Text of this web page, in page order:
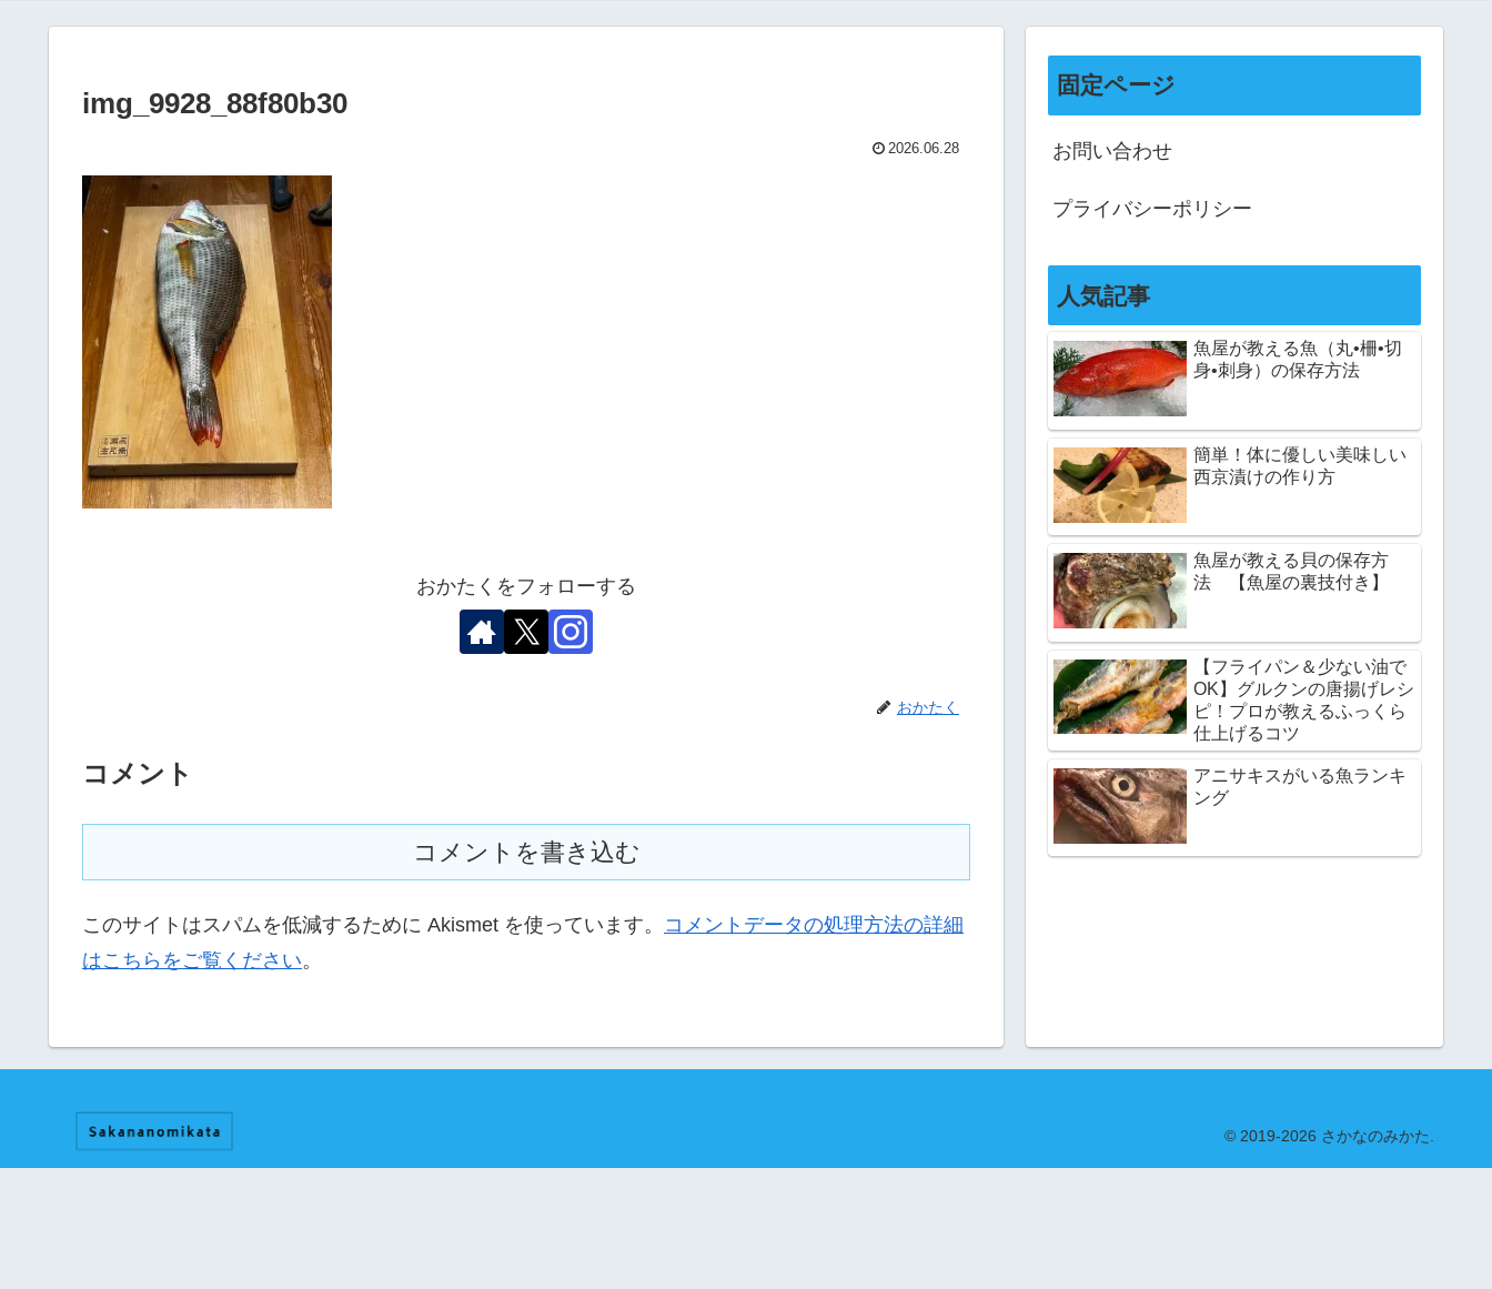
img_9928_88f80b30
2026.06.28
おかたくをフォローする
おかたく
コメント
コメントを書き込む
このサイトはスパムを低減するために Akismet を使っています。 コメントデータの処理方法の詳細
はこちらをご覧ください。
固定ページ
お問い合わせ
プライバシーポリシー
人気記事
魚屋が教える魚（丸•柵•切
身•刺身）の保存方法
簡単！体に優しい美味しい
西京漬けの作り方
魚屋が教える貝の保存方
法 【魚屋の裏技付き】
【フライパン＆少ない油で
OK】グルクンの唐揚げレシ
ピ！プロが教えるふっくら
仕上げるコツ
アニサキスがいる魚ランキ
ング
© 2019-2026 さかなのみかた.